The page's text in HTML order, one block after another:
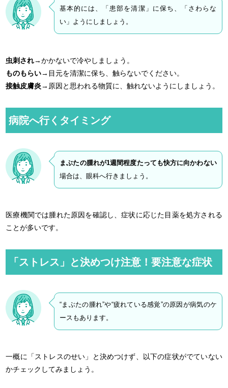
基本的には、「患部を清潔」に保ち、「さわらな
い」ようにしましょう。
虫刺され→かかないで冷やしましょう。
ものもらい→目元を清潔に保ち、触らないでください。
接触皮膚炎→原因と思われる物質に、触れないようにしましょう。
病院へ行くタイミング
まぶたの腫れが1週間程度たっても快方に向かわない
場合は、眼科へ行きましょう。
医療機関では腫れた原因を確認し、症状に応じた目薬を処方される
ことが多いです。
「ストレス」と決めつけ注意！要注意な症状
“まぶたの腫れ”や“疲れている感覚”の原因が病気のケ
ースもあります。
一概に「ストレスのせい」と決めつけず、以下の症状がでていない
かチェックしてみましょう。